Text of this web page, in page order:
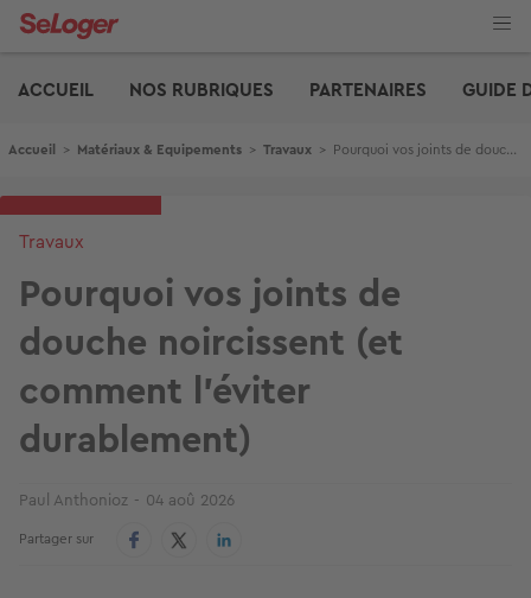
Aller
ACCUEIL
NOS RUBRIQUES PARTENAIRES GUIDE
Fil d'Ariane
Accueil > Matériaux & Equipements > Travaux > Pourquoi vos joints de douche noircissent (et comment l'éviter durablement)
Travaux
Pourquoi vos joints de
douche noircissent (et
comment l'éviter
durablement)
Paul Anthonioz 04 aoû 2026
Partager sur